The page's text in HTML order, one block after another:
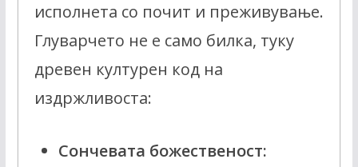
исполнета со почит и преживување.
Глуварчето не е само билка, туку
древен културен код на
издржливоста:
Сончевата божественост: